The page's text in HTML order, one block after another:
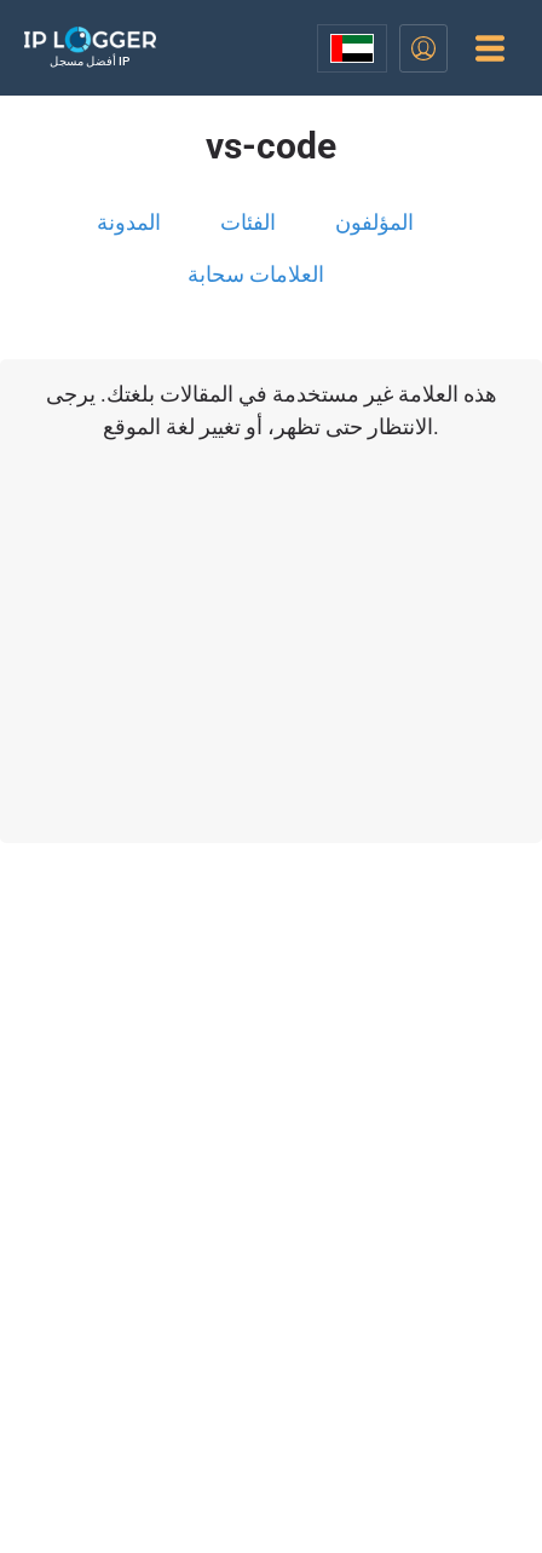
أفضل مسجل IP
vs-code
المدونة الفئات المؤلفون
العلامات سحابة